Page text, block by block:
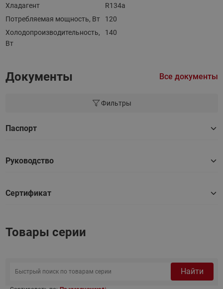
Хладагент
R134a
Потребляемая мощность, Вт
120
Холодопроизводительность,
Вт
140
Документы Все документы
Фильтры
Паспорт
Руководство
Сертификат
Товары серии
Найти